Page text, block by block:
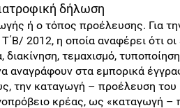
δήλωση
ή ο τόπος προέλευσης. Για
2012, η οποία αναφέρει ότι
τεμαχισμό,
αναγράφουν στα εμπορικά
την καταγωγή – προέλευση του
κρέας, ως «καταγωγή